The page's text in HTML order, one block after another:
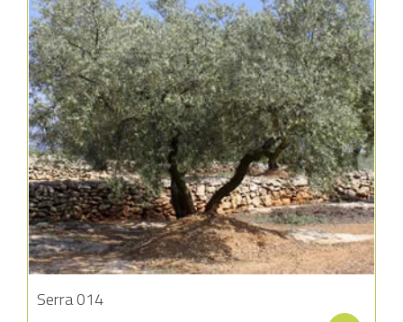
Serra 014